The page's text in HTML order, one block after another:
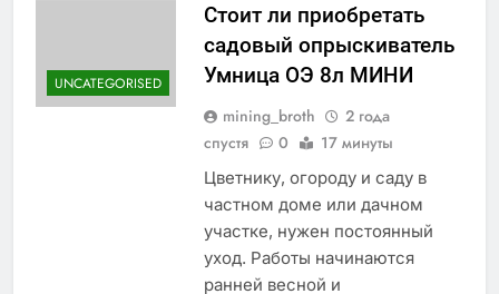
UNCATEGORISED
Стоит ли приобретать
садовый опрыскиватель
Умница ОЭ 8л МИНИ
mining_broth
2 года
спустя
0 17 минуты
Цветнику, огороду и саду в
частном доме или дачном
участке, нужен постоянный
уход. Работы начинаются
ранней весной и